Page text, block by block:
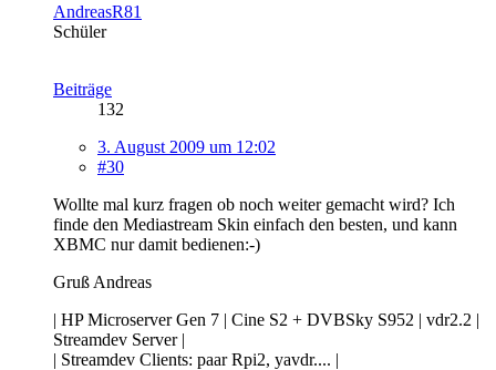
AndreasR81
Schüler
Beiträge
132
3. August 2009 um 12:02
#30
Wollte mal kurz fragen ob noch weiter gemacht wird? Ich
finde den Mediastream Skin einfach den besten, und kann
XBMC nur damit bedienen:-)
Gruß Andreas
| HP Microserver Gen 7 | Cine S2 + DVBSky S952 | vdr2.2 |
Streamdev Server |
| Streamdev Clients: paar Rpi2, yavdr.... |